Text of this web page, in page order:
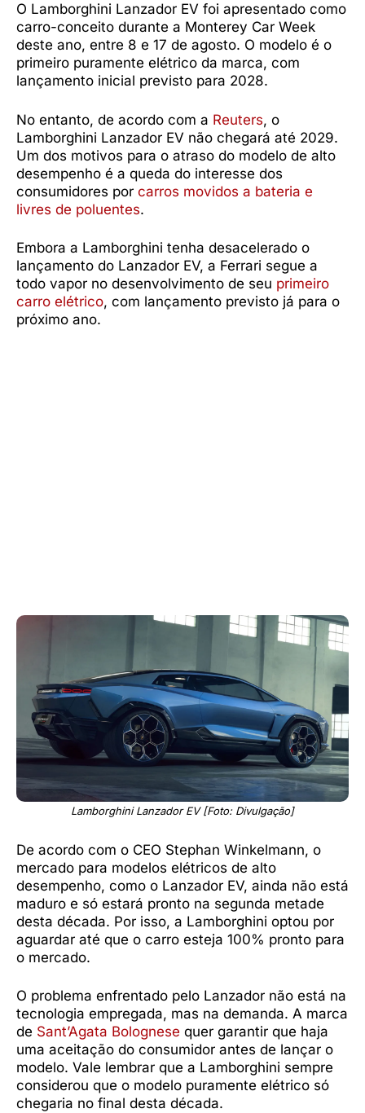
O Lamborghini Lanzador EV foi apresentado como
carro-conceito durante a Monterey Car Week
deste ano, entre 8 e 17 de agosto. O modelo é o
primeiro puramente elétrico da marca, com
lançamento inicial previsto para 2028.
No entanto, de acordo com a Reuters, o
Lamborghini Lanzador EV não chegará até 2029.
Um dos motivos para o atraso do modelo de alto
desempenho é a queda do interesse dos
consumidores por carros movidos a bateria e
livres de poluentes.
Embora a Lamborghini tenha desacelerado o
lançamento do Lanzador EV, a Ferrari segue a
todo vapor no desenvolvimento de seu primeiro
carro elétrico, com lançamento previsto já para o
próximo ano.
Lamborghini Lanzador EV [Foto: Divulgação]
De acordo com o CEO Stephan Winkelmann, o
mercado para modelos elétricos de alto
desempenho, como o Lanzador EV, ainda não está
maduro e só estará pronto na segunda metade
desta década. Por isso, a Lamborghini optou por
aguardar até que o carro esteja 100% pronto para
o mercado.
O problema enfrentado pelo Lanzador não está na
tecnologia empregada, mas na demanda. A marca
de Sant’Agata Bolognese quer garantir que haja
uma aceitação do consumidor antes de lançar o
modelo. Vale lembrar que a Lamborghini sempre
considerou que o modelo puramente elétrico só
chegaria no final desta década.